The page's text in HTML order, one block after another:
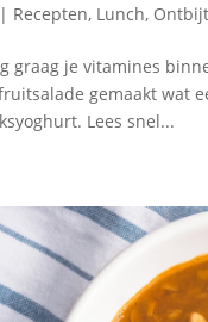
| Recepten, Lunch, Ontbijt
graag je vitamines
gemaakt wat
Lees snel...